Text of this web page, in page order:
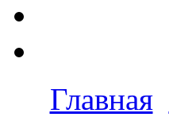
Главная